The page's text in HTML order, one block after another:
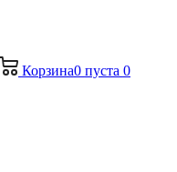
Корзина0 пуста 0